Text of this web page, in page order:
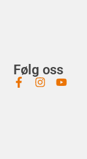
Følg oss